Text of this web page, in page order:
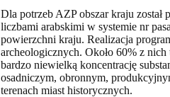
Dla potrzeb AZP obszar kraju został
liczbami arabskimi w systemie nr
powierzchni kraju. Realizacja
archeologicznych. Około 60% z
bardzo niewielką koncentrację
osadniczym, obronnym,
terenach miast historycznych.